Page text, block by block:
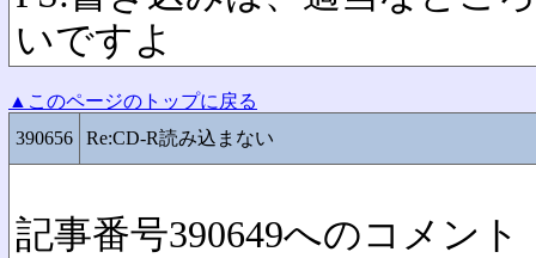
いですよ
▲このページのトップに戻る
390656
Re:CD-R読み込まない
記事番号390649へのコメント